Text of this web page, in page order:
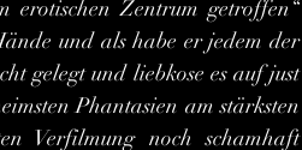
erotischen Zentrum getroffen“
und als habe er jedem der
gelegt und liebkose es auf just
Phantasien am stärksten
Verfilmung noch schamhaft